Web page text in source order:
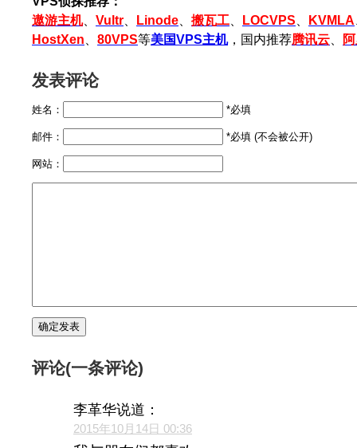
遨游主机、 Vultr Linode 搬瓦工 LOCVPS KVMLA
HostXen
80VPS等美国VPS主机，国内推荐腾讯云
发表评论
姓名： *必填
邮件： *必填 (不会被公开)
网站：
评论(一条评论)
李革华说道：
2015年10月14日 00:36